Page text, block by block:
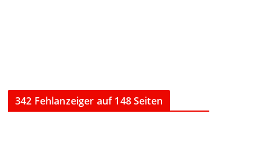
342 Fehlanzeiger auf 148 Seiten